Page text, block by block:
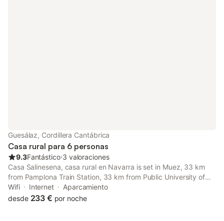
Guesálaz, Cordillera Cantábrica
Casa rural para 6 personas
9.3Fantástico⋅3 valoraciones
Casa Salinesena, casa rural en Navarra is set in Muez, 33 km
from Pamplona Train Station, 33 km from Public University of
Navarra, and 33 km from University Museum of Navarra.
Wifi Internet
Aparcamiento
desde 233 € por noche